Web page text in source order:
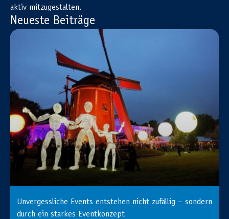
aktiv mitzugestalten.
Neueste Beiträge
Unvergessliche Events entstehen nicht zufällig – sondern
durch ein starkes Eventkonzept